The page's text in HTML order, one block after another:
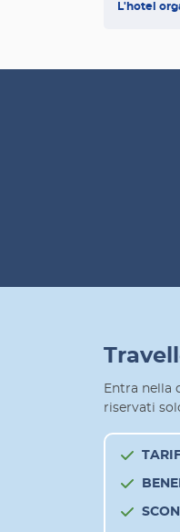
L'hotel
Entra nella
riservati